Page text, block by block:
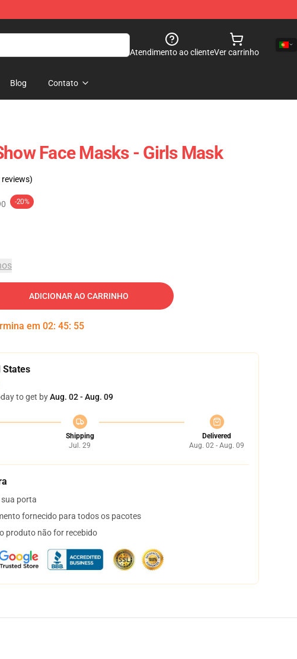
Atendimento ao clienteVer carrinho
Blog Contato
Face Masks - Girls Mask
-20%
ADICIONAR AO CARRINHO
em 02: 45: 54
States
to get byAug. 02 - Aug. 09
Shipping
Jul. 29
Delivered
Aug. 02 - Aug. 09
porta
fornecido para todos os pacotes
produto não for recebido